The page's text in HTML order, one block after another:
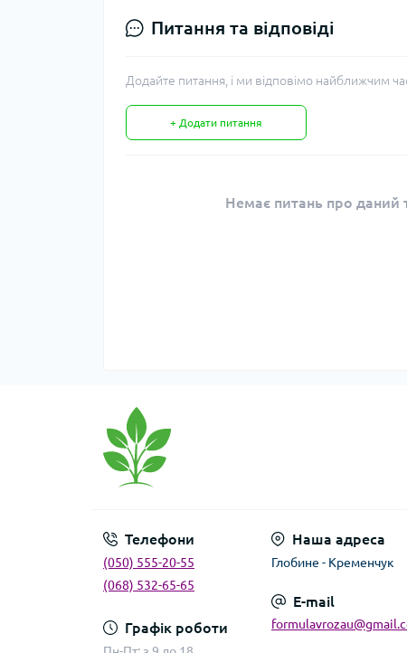
Питання та відповіді
Додайте питання, і ми відповімо найближчим
+ Додати питання
Немає питань про даний
Телефони
(050) 555-20-55
(068) 532-65-65
Графік роботи
Наша адреса
Глобине - Кременчук
E-mail